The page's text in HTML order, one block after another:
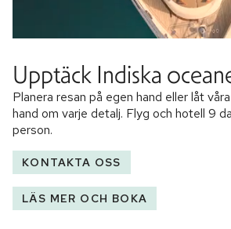
Upptäck Indiska
Planera resan på egen hand eller låt
hand om varje detalj. Flyg och hotell 9
person.
KONTAKTA OSS
LÄS MER OCH BOKA